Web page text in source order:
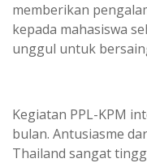
memberikan
kepada mahasiswa
unggul untuk
Kegiatan PPL-KPM
bulan. Antusiasme
Thailand sangat